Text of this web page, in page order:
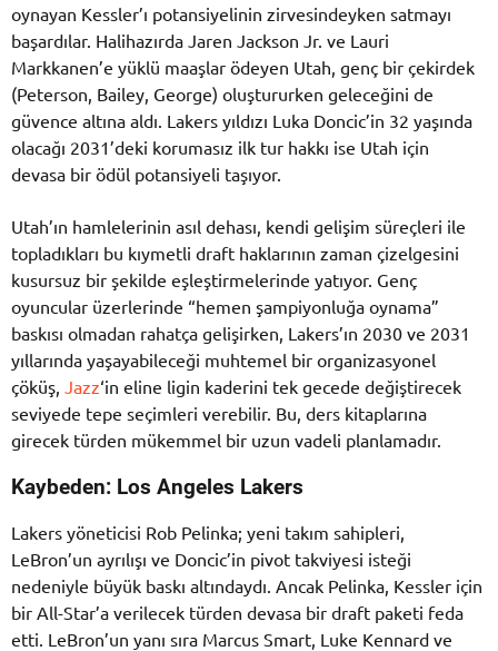
oynayan Kessler’ı potansiyelinin zirvesindeyken satmayı
başardılar. Halihazırda Jaren Jackson Jr. ve Lauri
Markkanen’e yüklü maaşlar ödeyen Utah, genç bir çekirdek
(Peterson, Bailey, George) oluştururken geleceğini de
güvence altına aldı. Lakers yıldızı Luka Doncic’in 32 yaşında
olacağı 2031’deki korumasız ilk tur hakkı ise Utah için
devasa bir ödül potansiyeli taşıyor.
Utah’ın hamlelerinin asıl dehası, kendi gelişim süreçleri ile
topladıkları bu kıymetli draft haklarının zaman çizelgesini
kusursuz bir şekilde eşleştirmelerinde yatıyor. Genç
oyuncular üzerlerinde “hemen şampiyonluğa oynama”
baskısı olmadan rahatça gelişirken, Lakers’ın 2030 ve 2031
yıllarında yaşayabileceği muhtemel bir organizasyonel
çöküş,
Jazz‘in eline ligin kaderini tek gecede değiştirecek
seviyede tepe seçimleri verebilir. Bu, ders kitaplarına
girecek türden mükemmel bir uzun vadeli planlamadır.
Kaybeden: Los Angeles Lakers
Lakers yöneticisi Rob Pelinka; yeni takım sahipleri,
LeBron’un ayrılışı ve Doncic’in pivot takviyesi isteği
nedeniyle büyük baskı altındaydı. Ancak Pelinka, Kessler için
bir All-Star’a verilecek türden devasa bir draft paketi feda
etti. LeBron’un yanı sıra Marcus Smart, Luke Kennard ve